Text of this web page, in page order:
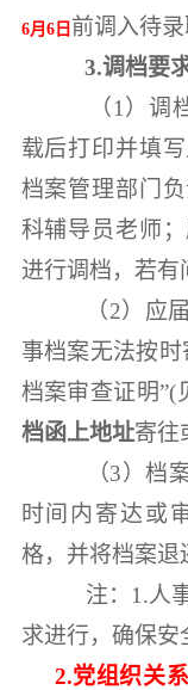
6月6日 前调入待录
3.调档要
（1）调档
载后打印并填
档案管理部门
科辅导员老师
进行调档，若有
（2）应届
事档案无法按
档案审查证明”(
档函上地址寄往
（3）档案
时间内寄达或
格，并将档案退
注：1.人
求进行，确保安
2.党组织关